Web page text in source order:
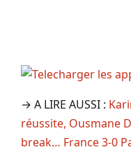
→ A LIRE AUSSI :
réussite, Ousmane
break… France 3-0